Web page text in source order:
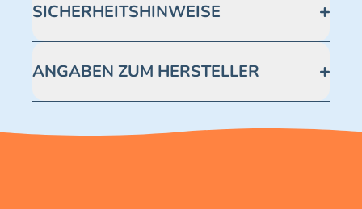
SICHERHEITSHINWEISE
Enthält verschluckbare Kleinteile -
Erstickungsgefahr.
ANGABEN ZUM HERSTELLER
ocean.de/kundenservice Telefonnummer: 0711
2202990 Seidenstraße 19 70174 Stuttgart